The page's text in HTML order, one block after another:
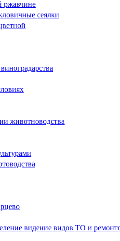
ржавчине
сеялки
животноводства
видение видов ТО и